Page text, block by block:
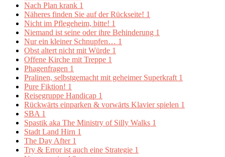
Nach Plan krank 1
Näheres finden Sie auf der Rückseite! 1
Nicht im Pflegeheim, bitte! 1
Niemand ist seine oder ihre Behinderung 1
Nur ein kleiner Schnupfen… 1
Obst altert nicht mit Würde 1
Offene Kirche mit Treppe 1
Phagenfragen 1
Pralinen, selbstgemacht mit geheimer Superkraft 1
Pure Fiktion! 1
Reisegruppe Handicap 1
Rückwärts einparken & vorwärts Klavier spielen 1
SBA 1
Spastik aka The Ministry of Silly Walks 1
Stadt Land Hirn 1
The Day After 1
Try & Error ist auch eine Strategie 1